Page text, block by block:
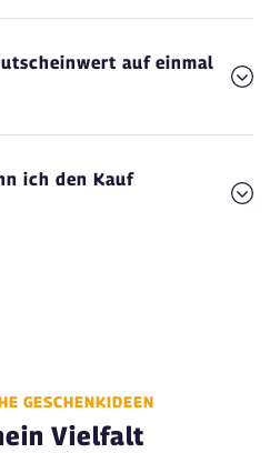
auf einmal
ich den Kauf
GESCHENKIDEEN
Vielfalt